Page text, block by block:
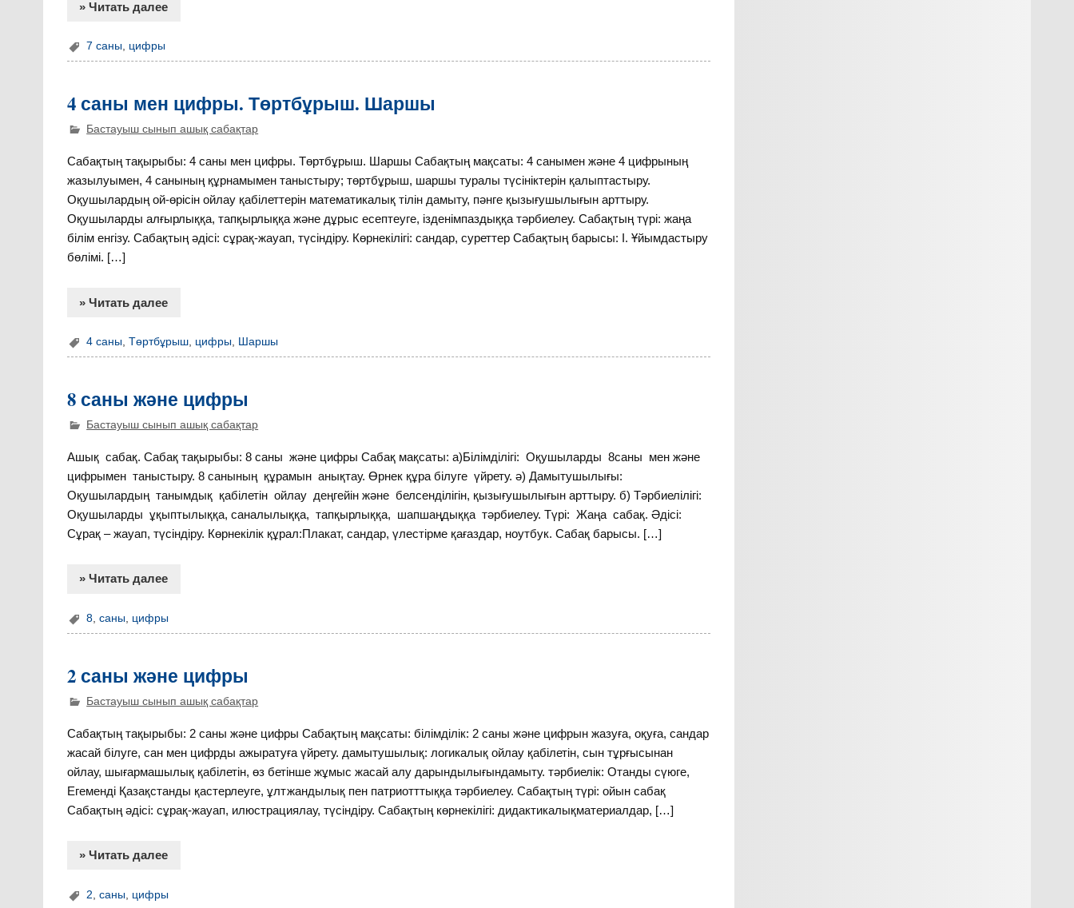
» Читать далее
7 саны, цифры
4 саны мен цифры. Төртбұрыш. Шаршы
Бастауыш сынып ашық сабақтар
Сабақтың тақырыбы: 4 саны мен цифры. Төртбұрыш. Шаршы Сабақтың мақсаты: 4 санымен және 4 цифрының
жазылуымен, 4 санының құрнамымен таныстыру; төртбұрыш, шаршы туралы түсініктерін қалыптастыру.
Оқушылардың ой-өрісін ойлау қабілеттерін математикалық тілін дамыту, пәнге қызығушылығын арттыру.
Оқушыларды алғырлыққа, тапқырлыққа және дұрыс есептеуге, ізденімпаздыққа тәрбиелеу. Сабақтың түрі: жаңа
білім енгізу. Сабақтың әдісі: сұрақ-жауап, түсіндіру. Көрнекілігі: сандар, суреттер Сабақтың барысы: І. Ұйымдастыру
бөлімі. […]
» Читать далее
4 саны ,Төртбұрыш цифры Шаршы
8 саны және цифры
Бастауыш сынып ашық сабақтар
Ашық сабақ. Сабақ тақырыбы: 8 саны және цифры Сабақ мақсаты: а)Білімділігі: Оқушыларды 8саны мен және
цифрымен таныстыру. 8 санының құрамын анықтау. Өрнек құра білуге үйрету. ә) Дамытушылығы:
Оқушылардың танымдық қабілетін ойлау деңгейін және белсенділігін, қызығушылығын арттыру. б) Тәрбиелілігі:
Оқушыларды ұқыптылыққа, саналылыққа, тапқырлыққа, шапшаңдыққа тәрбиелеу. Түрі: Жаңа сабақ. Әдісі:
Сұрақ – жауап, түсіндіру. Көрнекілік құрал:Плакат, сандар, үлестірме қағаздар, ноутбук. Сабақ барысы. […]
» Читать далее
8 ,саны цифры
2 саны және цифры
Бастауыш сынып ашық сабақтар
Сабақтың тақырыбы: 2 саны және цифры Сабақтың мақсаты: білімділік: 2 саны және цифрын жазуға, оқуға, сандар
жасай білуге, сан мен цифрды ажыратуға үйрету. дамытушылық: логикалық ойлау қабілетін, сын тұрғысынан
ойлау, шығармашылық қабілетін, өз бетінше жұмыс жасай алу дарындылығындамыту. тәрбиелік: Отанды сүюге,
Егеменді Қазақстанды қастерлеуге, ұлтжандылық пен патриотттыққа тәрбиелеу. Сабақтың түрі: ойын сабақ
Сабақтың әдісі: сұрақ-жауап, илюстрациялау, түсіндіру. Сабақтың көрнекілігі: дидактикалықматериалдар, […]
» Читать далее
2 ,саны цифры